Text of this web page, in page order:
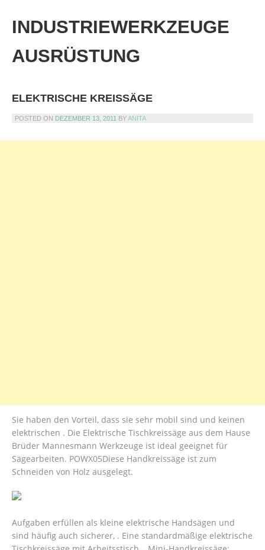
content
INDUSTRIEWERKZEUGE
AUSRÜSTUNG
ELEKTRISCHE KREISSÄGE
POSTED ON DEZEMBER 13, 2011 BYANITA
Sie haben den Vorteil, dass sie sehr mobil sind und keinen
elektrischen . Die Elektrische Tischkreissäge aus dem Hause
Brüder Mannesmann Werkzeuge ist ideal geeignet für
Sägearbeiten. POWX05Diese Handkreissäge ist zum
Schneiden von Holz ausgelegt.
Aufgaben erfüllen als kleine elektrische Handsägen und
sind häufig auch sicherer, . Eine standardmäßige elektrische